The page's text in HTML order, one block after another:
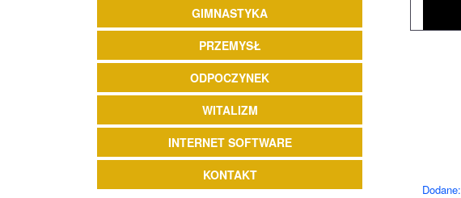
GIMNASTYKA
PRZEMYSŁ
ODPOCZYNEK
WITALIZM
INTERNET SOFTWARE
KONTAKT